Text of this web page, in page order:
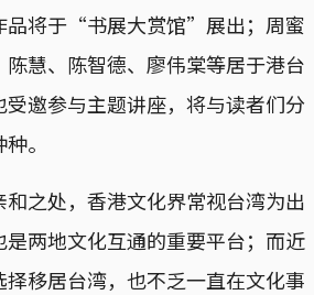
品将于“书展大赏馆”展出；周蜜
慧、陈智德、廖伟棠等居于港台
邀参与主题讲座，将与读者们分
。
之处，香港文化界常视台湾为出
两地文化互通的重要平台；而近
移居台湾，也不乏一直在文化事